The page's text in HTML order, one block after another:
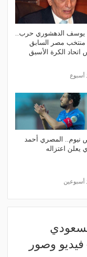
يوسف الدهشوري حرب..
منتخب مصر السابق
اتحاد الكرة الأسبق
أسبوع
نيوم.. المصري أحمد
يعلن اعتزاله
أسبوعين
وصور